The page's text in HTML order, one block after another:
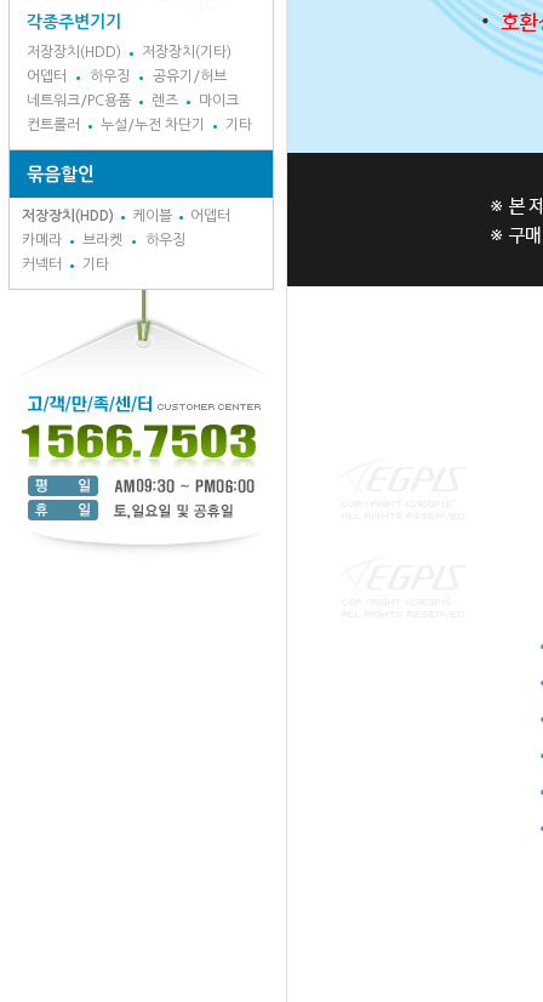
각종주변기기
저장장치(HDD)
저장장치(기타)
어뎁터
하우징
공유기/허브
네트워크/PC용품
렌즈
마이크
컨트롤러
누설/누전 차단기 기타
묶음할인
저장장치(HDD) 케이블
어뎁터
카메라
브라켓
하우징
커넥터
기타